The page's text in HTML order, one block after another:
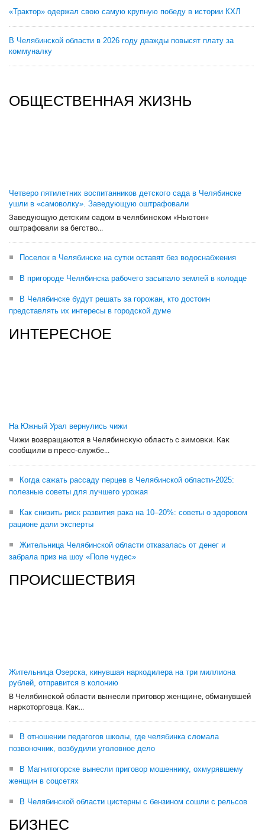
«Трактор» одержал свою самую крупную победу в истории КХЛ
В Челябинской области в 2026 году дважды повысят плату за
коммуналку
ОБЩЕСТВЕННАЯ ЖИЗНЬ
Четверо пятилетних воспитанников детского сада в Челябинске
ушли в «самоволку». Заведующую оштрафовали
Заведующую детским садом в челябинском «Ньютон»
оштрафовали за бегство...
Поселок в Челябинске на сутки оставят без водоснабжения
В пригороде Челябинска рабочего засыпало землей в колодце
В Челябинске будут решать за горожан, кто достоин
представлять их интересы в городской думе
ИНТЕРЕСНОЕ
На Южный Урал вернулись чижи
Чижи возвращаются в Челябинскую область с зимовки. Как
сообщили в пресс-службе...
Когда сажать рассаду перцев в Челябинской области-2025:
полезные советы для лучшего урожая
Как снизить риск развития рака на 10–20%: советы о здоровом
рационе дали эксперты
Жительница Челябинской области отказалась от денег и
забрала приз на шоу «Поле чудес»
ПРОИСШЕСТВИЯ
Жительница Озерска, кинувшая наркодилера на три миллиона
рублей, отправится в колонию
В Челябинской области вынесли приговор женщине, обманувшей
наркоторговца. Как...
В отношении педагогов школы, где челябинка сломала
позвоночник, возбудили уголовное дело
В Магнитогорске вынесли приговор мошеннику, охмурявшему
женщин в соцсетях
В Челябинской области цистерны с бензином сошли с рельсов
БИЗНЕС